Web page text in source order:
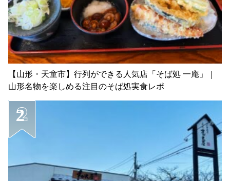
【山形・天童市】行列ができる人気店「そば処 一庵」｜
山形名物を楽しめる注目のそば処実食レポ